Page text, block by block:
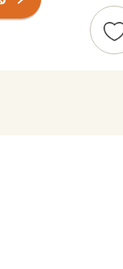
らの伝統製法を守
伝統、文化を守る自